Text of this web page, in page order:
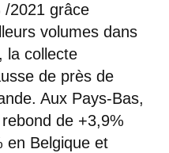
/2021 grâce
volumes dans
la collecte
de près de
Aux Pays-Bas,
de +3,9%
en Belgique et